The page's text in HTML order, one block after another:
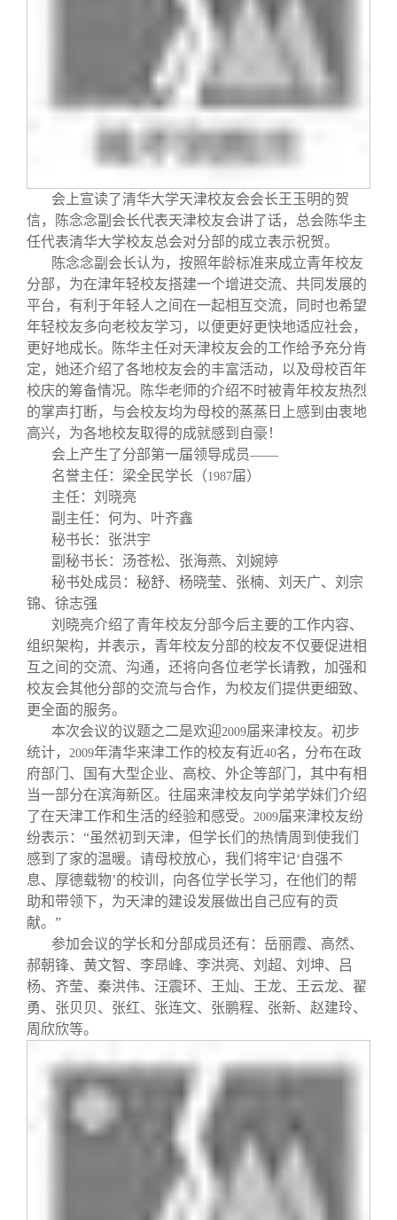
会上宣读了清华大学天津校友会会长王玉明的贺
信，陈念念副会长代表天津校友会讲了话，总会陈华主
任代表清华大学校友总会对分部的成立表示祝贺。
陈念念副会长认为，按照年龄标准来成立青年校友
分部，为在津年轻校友搭建一个增进交流、共同发展的
平台，有利于年轻人之间在一起相互交流，同时也希望
年轻校友多向老校友学习，以便更好更快地适应社会，
更好地成长。陈华主任对天津校友会的工作给予充分肯
定，她还介绍了各地校友会的丰富活动，以及母校百年
校庆的筹备情况。陈华老师的介绍不时被青年校友热烈
的掌声打断，与会校友均为母校的蒸蒸日上感到由衷地
高兴，为各地校友取得的成就感到自豪！
会上产生了分部第一届领导成员——
名誉主任：梁全民学长（1987届）
主任：刘晓亮
副主任：何为、叶齐鑫
秘书长：张洪宇
副秘书长：汤苍松、张海燕、刘婉婷
秘书处成员：秘舒、杨晓莹、张楠、刘天广、刘宗
锦、徐志强
刘晓亮介绍了青年校友分部今后主要的工作内容、
组织架构，并表示，青年校友分部的校友不仅要促进相
互之间的交流、沟通，还将向各位老学长请教，加强和
校友会其他分部的交流与合作，为校友们提供更细致、
更全面的服务。
本次会议的议题之二是欢迎2009届来津校友。初步
统计，
2009年清华来津工作的校友有近40名，分布在政
府部门、国有大型企业、高校、外企等部门，其中有相
当一部分在滨海新区。往届来津校友向学弟学妹们介绍
了在天津工作和生活的经验和感受。
2009届来津校友纷
纷表示：“虽然初到天津，但学长们的热情周到使我们
感到了家的温暖。请母校放心，我们将牢记‘自强不
息、厚德载物’的校训，向各位学长学习，在他们的帮
助和带领下，为天津的建设发展做出自己应有的贡
献。”
参加会议的学长和分部成员还有：岳丽霞、高然、
郝朝锋、黄文智、李昂峰、李洪亮、刘超、刘坤、吕
杨、齐莹、秦洪伟、汪震环、王灿、王龙、王云龙、翟
勇、张贝贝、张红、张连文、张鹏程、张新、赵建玲、
周欣欣等。